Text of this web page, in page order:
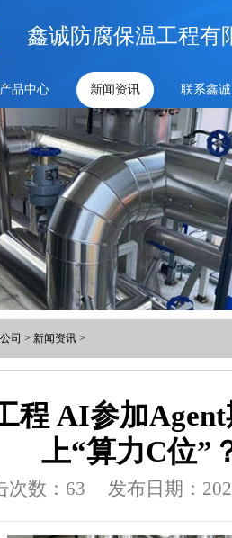
鑫诚防腐保温工程有
产品中心 新闻资讯 联系鑫诚
司 > 新闻资讯 >
程 AI参加
上“算力C位”
次数：63 发布日期：